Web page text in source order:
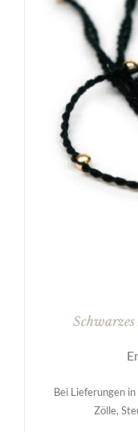
Bei Lieferungen
Zölle,